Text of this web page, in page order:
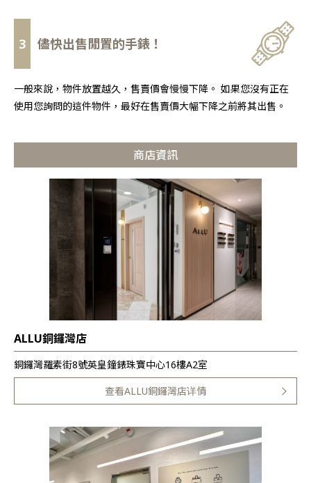
3 儘快出售閒置的手錶！
一般來說，物件放置越久，售賣價會慢慢下降。 如果您沒有正在
使用您詢問的這件物件，最好在售賣價大幅下降之前將其出售。
商店資訊
ALLU銅鑼灣店
銅鑼灣羅素街8號英皇鐘錶珠寶中心16樓A2室
查看ALLU銅鑼灣店详情